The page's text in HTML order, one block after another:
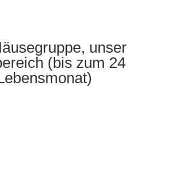
unser
(bis zum 24